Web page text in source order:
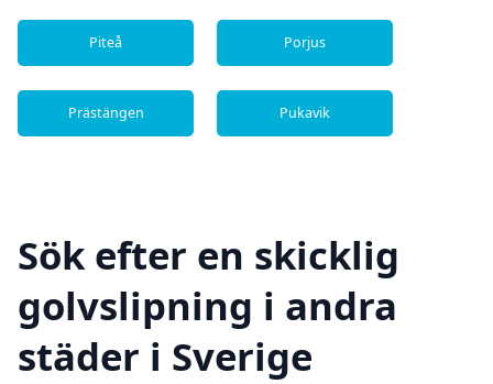
Piteå Porjus
Prästängen Pukavik
Sök efter en skicklig
golvslipning i andra
städer i Sverige